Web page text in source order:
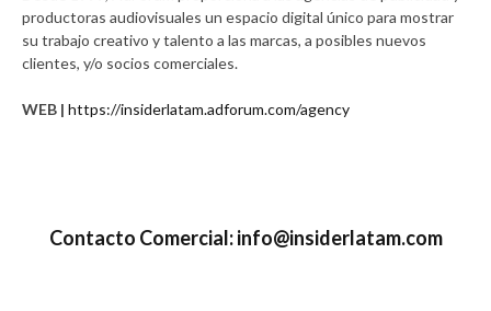
productoras audiovisuales un espacio digital único para mostrar
su trabajo creativo y talento a las marcas, a posibles nuevos
clientes, y/o socios comerciales.
WEB | https://insiderlatam.adforum.com/agency
Contacto Comercial:info@insiderlatam.com